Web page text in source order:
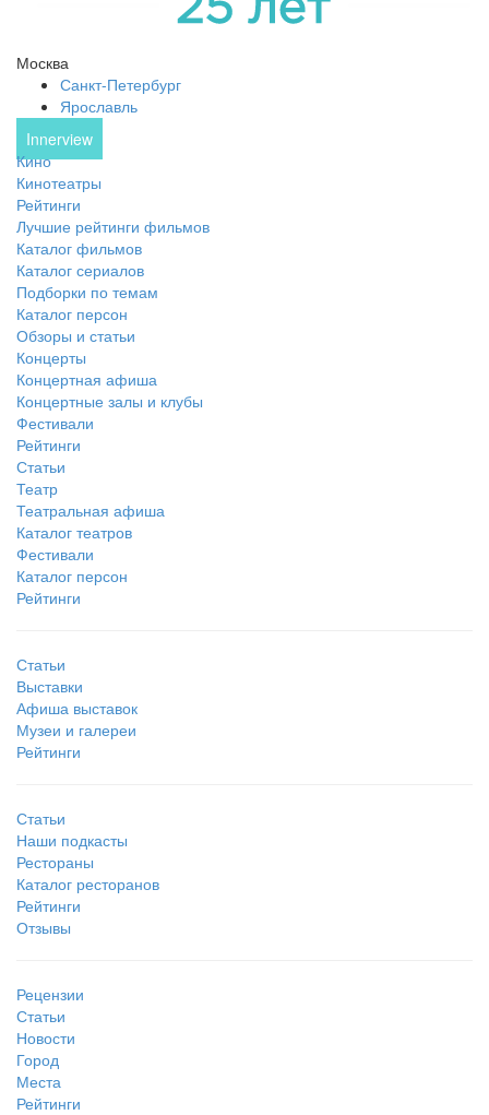
Москва
Санкт-Петербург
Ярославль
Innerview
Кино
Кинотеатры
Рейтинги
Лучшие рейтинги фильмов
Каталог фильмов
Каталог сериалов
Подборки по темам
Каталог персон
Обзоры и статьи
Концерты
Концертная афиша
Концертные залы и клубы
Фестивали
Рейтинги
Статьи
Театр
Театральная афиша
Каталог театров
Фестивали
Каталог персон
Рейтинги
Статьи
Выставки
Афиша выставок
Музеи и галереи
Рейтинги
Статьи
Наши подкасты
Рестораны
Каталог ресторанов
Рейтинги
Отзывы
Рецензии
Статьи
Новости
Город
Места
Рейтинги